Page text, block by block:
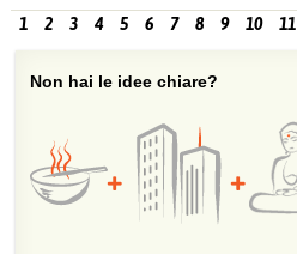
1 2 3 4 5 6 7 8 9 10 11
Non hai le idee chiare?